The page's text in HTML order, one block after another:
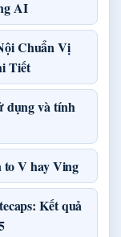
AI
Chuẩn Vị
Tiết
dụng và tính
to V hay Ving
Kết quả